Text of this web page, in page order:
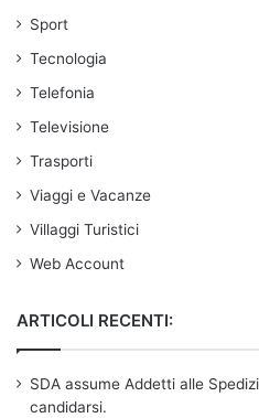
Sport
Tecnologia
Telefonia
Televisione
Trasporti
Viaggi e Vacanze
Villaggi Turistici
Web Account
ARTICOLI RECENTI:
SDA assume Addetti alle
candidarsi.